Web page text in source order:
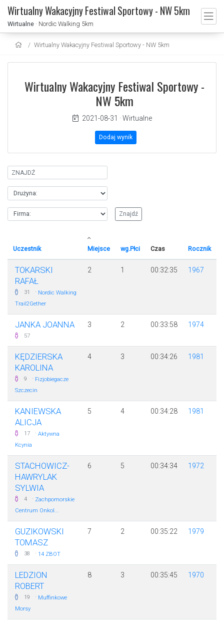
Wirtualny Wakacyjny Festiwal Sportowy - NW 5km
Wirtualne · Nordic Walking 5km
Wirtualny Wakacyjny Festiwal Sportowy - NW 5km
Wirtualny Wakacyjny Festiwal Sportowy -
NW 5km
2021-08-31 ·Wirtualne
Dodaj wynik
Uczestnik Miejsce wg.Płci Czas Rocznik
TOKARSKI
RAFAŁ
31 · Nordic Walking
Trail2Gether
2 1 00:32:35 1967
JANKA JOANNA
57
3 2 00:33:58 1974
KĘDZIERSKA
KAROLINA
9 · Fizjobiegacze
Szczecin
4 3 00:34:26 1981
KANIEWSKA
ALICJA
17 · Aktywna
Kcynia
5 4 00:34:28 1981
STACHOWICZ-
HAWRYLAK
SYLWIA
4 · Zachpomorskie
Centrum Onkol...
6 5 00:34:34 1972
GUZIKOWSKI
TOMASZ
38 · 14 ZBOT
7 2 00:35:22 1979
LEDZION
ROBERT
19 · Muffinkowe
Morsy
8 3 00:35:45 1970